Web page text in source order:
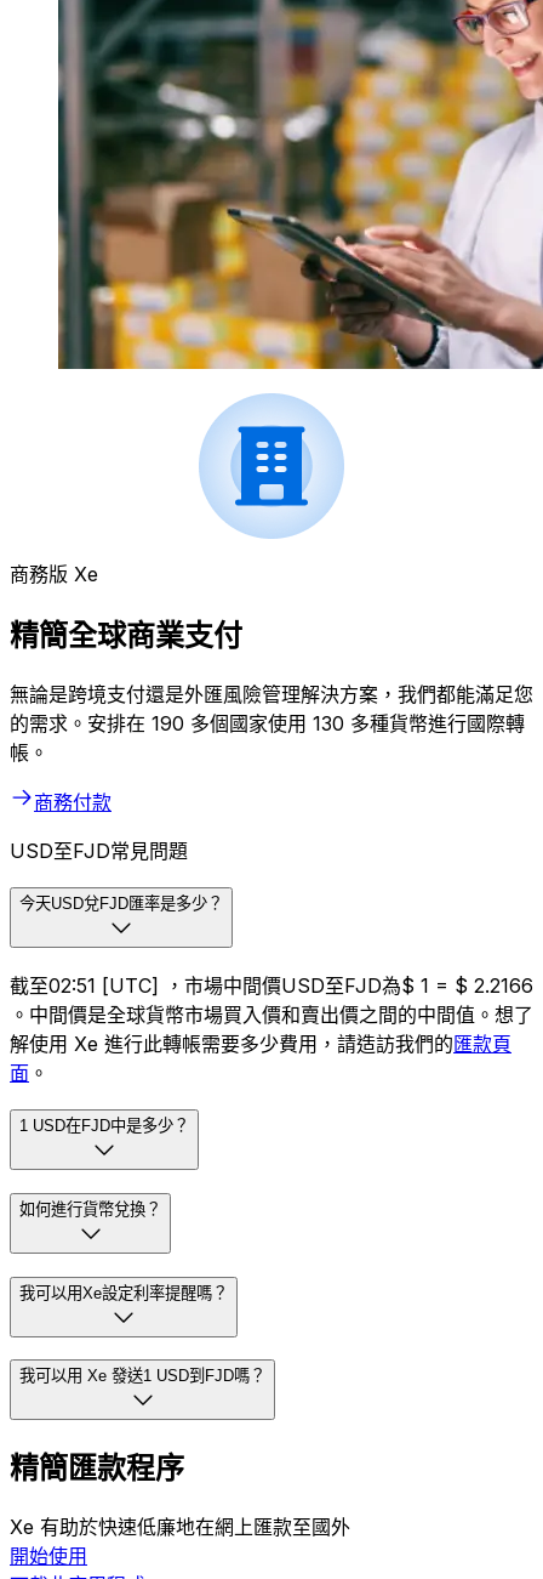
商務版 Xe
精簡全球商業支付
無論是跨境支付還是外匯風險管理解決方案，我們都能滿足您
的需求。安排在 190 多個國家使用 130 多種貨幣進行國際轉
帳。
商務付款
USD至FJD常見問題
今天USD兌FJD匯率是多少？
截至02:51 [UTC] ，市場中間價USD至FJD為$ 1 = $ 2.2166
。中間價是全球貨幣市場買入價和賣出價之間的中間值。想了
解使用 Xe 進行此轉帳需要多少費用，請造訪我們的匯款頁
面 。
1 USD在FJD中是多少？
如何進行貨幣兌換？
我可以用Xe設定利率提醒嗎？
我可以用 Xe 發送1 USD到FJD嗎？
精簡匯款程序
Xe 有助於快速低廉地在網上匯款至國外
開始使用